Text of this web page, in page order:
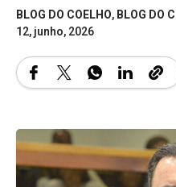
BLOG DO COELHO,BLOG DO
12, junho, 2026